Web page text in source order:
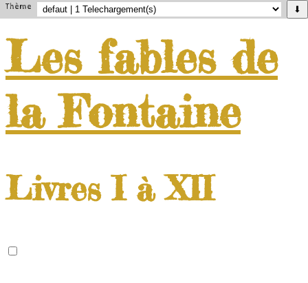
Thème ⬇
Les fables de
la Fontaine
Livres I à XII